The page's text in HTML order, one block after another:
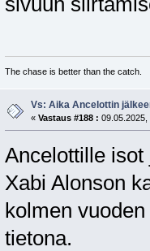
The chase is better than the catch.
Vs: Aika Ancelottin
« Vastaus #188 : 09.05.2025,
Ancelottille
Xabi Alonson
kolmen
tietona.